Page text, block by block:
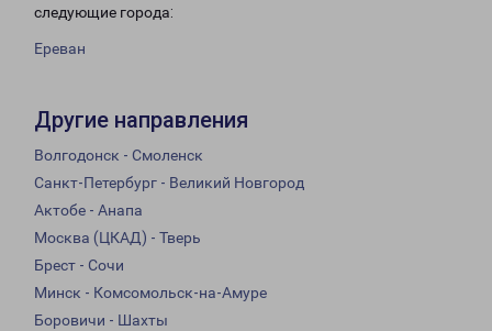
следующие города:
Ереван
Другие направления
Волгодонск - Смоленск
Санкт-Петербург - Великий Новгород
Актобе - Анапа
Москва (ЦКАД) - Тверь
Брест - Сочи
Минск - Комсомольск-на-Амуре
Боровичи - Шахты